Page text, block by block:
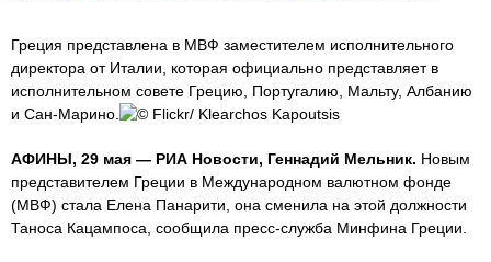
Греция представлена в МВФ заместителем исполнительного
директора от Италии, которая официально представляет в
исполнительном совете Грецию, Португалию, Мальту, Албанию
и Сан-Марино.
© Flickr/ Klearchos Kapoutsis
АФИНЫ, 29 мая — РИА Новости, Геннадий Мельник. Новым
представителем Греции в Международном валютном фонде
(МВФ) стала Елена Панарити, она сменила на этой должности
Таноса Кацампоса, сообщила пресс-служба Минфина Греции.